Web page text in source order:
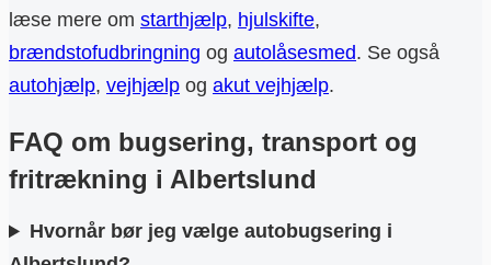
læse mere om starthjælp, hjulskifte,
brændstofudbringning og autolåsesmed. Se også
autohjælp, vejhjælp og akut vejhjælp.
FAQ om bugsering, transport og
fritrækning i Albertslund
Hvornår bør jeg vælge autobugsering i